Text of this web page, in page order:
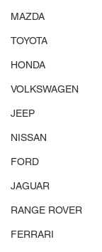
MAZDA
TOYOTA
HONDA
VOLKSWAGEN
JEEP
NISSAN
FORD
JAGUAR
RANGE ROVER
FERRARI